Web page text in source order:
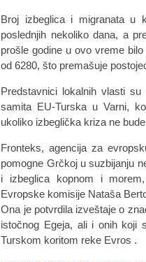
Broj izbeglica i migranata u
poslednjih nekoliko dana, a
prošle godine u ovo vreme
od 6280, što premašuje
Predstavnici lokalnih vlasti
samita EU-Turska u Varni,
ukoliko izbeglička kriza ne
Fronteks, agencija za
pomogne Grčkoj u suzbijanju
i izbeglica kopnom i
Evropske komisije Nataša
Ona je potvrdila izveštaje o
istočnog Egeja, ali i onih koji
Turskom koritom reke Evros .